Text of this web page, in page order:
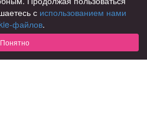
чего
создания семьи
любви и с/о
дружбы
с использованием нами
файлов.
Понятно